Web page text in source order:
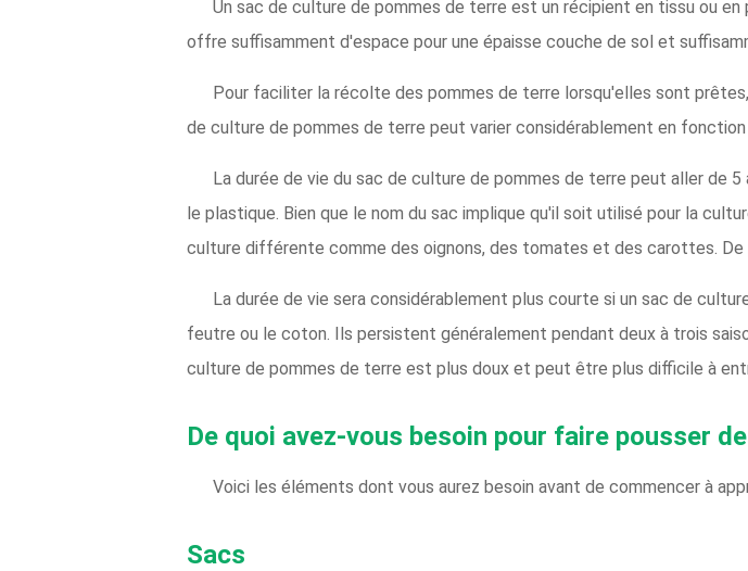
Un sac de culture de pommes de terre est un récipient en tissu ou
offre suffisamment d'espace pour une épaisse couche de sol et
Pour faciliter la récolte des pommes de terre lorsqu'elles sont
de culture de pommes de terre peut varier considérablement en
La durée de vie du sac de culture de pommes de terre peut aller de
le plastique. Bien que le nom du sac implique qu'il soit utilisé pour la
culture différente comme des oignons, des tomates et des carottes. De
La durée de vie sera considérablement plus courte si un sac de
feutre ou le coton. Ils persistent généralement pendant deux à trois
culture de pommes de terre est plus doux et peut être plus difficile à
De quoi avez-vous besoin pour faire pousser
Voici les éléments dont vous aurez besoin avant de commencer à
Sacs